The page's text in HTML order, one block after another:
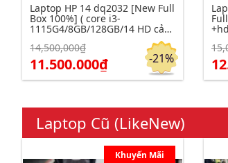
Click để xem chi tiết Đặt hàng
Laptop HP 14 dq2032 [New Full
Box 100%] ( core i3-
1115G4/8GB/128GB/14 HD cảm
14,500,000₫
11.500.000₫ -21%
Laptop Cũ (LikeNew)
Khuyến Mãi